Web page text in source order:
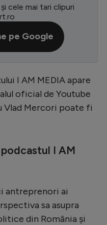
cele mai tari clipuri
pe Google
I AM MEDIA apare
oficial de Youtube
Vlad Mercori poate fi
I AM
antreprenori ai
sa asupra
din România și